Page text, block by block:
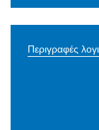
Περιγραφές